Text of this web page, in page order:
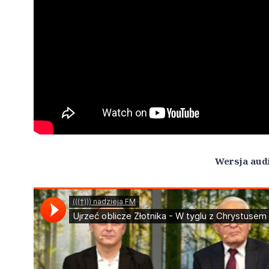
Wersja